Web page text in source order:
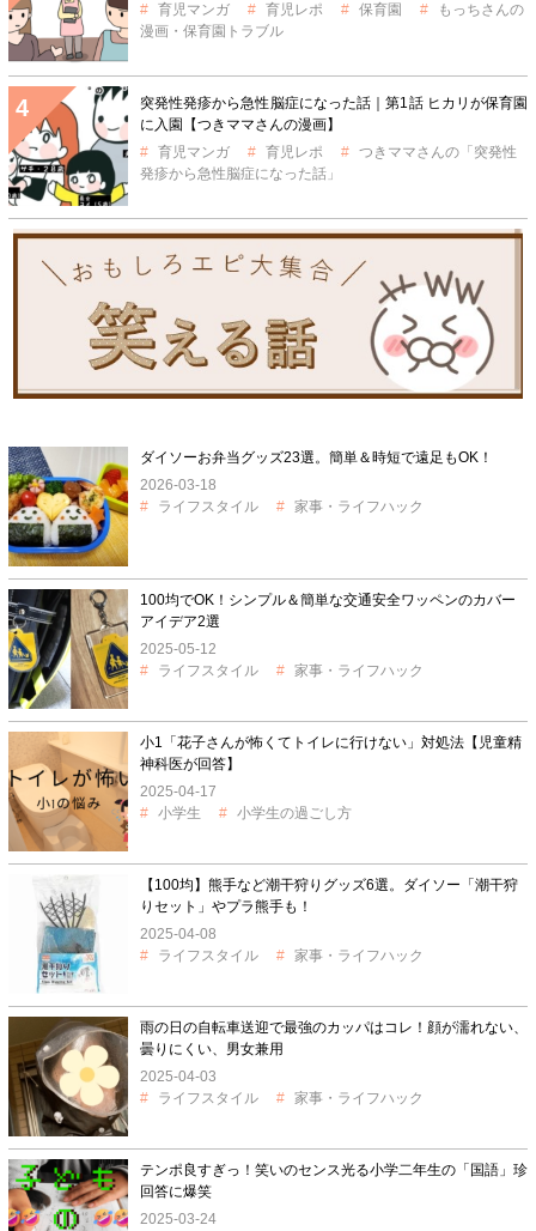
育児マンガ
育児レポ 保育園
もっちさんの
漫画・保育園トラブル
突発性発疹から急性脳症になった話｜第1話 ヒカリが保育園
に入園【つきママさんの漫画】
育児マンガ
育児レポ
つきママさんの「突発性
発疹から急性脳症になった話」
ダイソーお弁当グッズ23選。簡単＆時短で遠足もOK！
2026-03-18
ライフスタイル
家事・ライフハック
100均でOK！シンプル＆簡単な交通安全ワッペンのカバー
アイデア2選
2025-05-12
ライフスタイル
家事・ライフハック
小1「花子さんが怖くてトイレに行けない」対処法【児童精
神科医が回答】
2025-04-17
小学生
小学生の過ごし方
【100均】熊手など潮干狩りグッズ6選。ダイソー「潮干狩
りセット」やプラ熊手も！
2025-04-08
ライフスタイル
家事・ライフハック
雨の日の自転車送迎で最強のカッパはコレ！顔が濡れない、
曇りにくい、男女兼用
2025-04-03
ライフスタイル
家事・ライフハック
テンポ良すぎっ！笑いのセンス光る小学二年生の「国語」珍
回答に爆笑
2025-03-24